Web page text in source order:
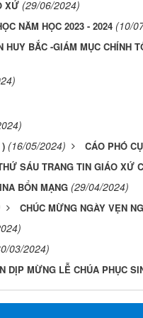
XỨ (29/06/2024)
NĂM HỌC 2023 - 2024 (10/
BẮC -GIÁM MỤC CHÍNH
(16/05/2024) CÁO PHÓ
SÁU TRANG TIN GIÁO XỨ
BỔN MẠNG (29/04/2024)
CHÚC MỪNG NGÀY VẸN
03/2024)
DỊP MỪNG LỄ CHÚA PHỤC